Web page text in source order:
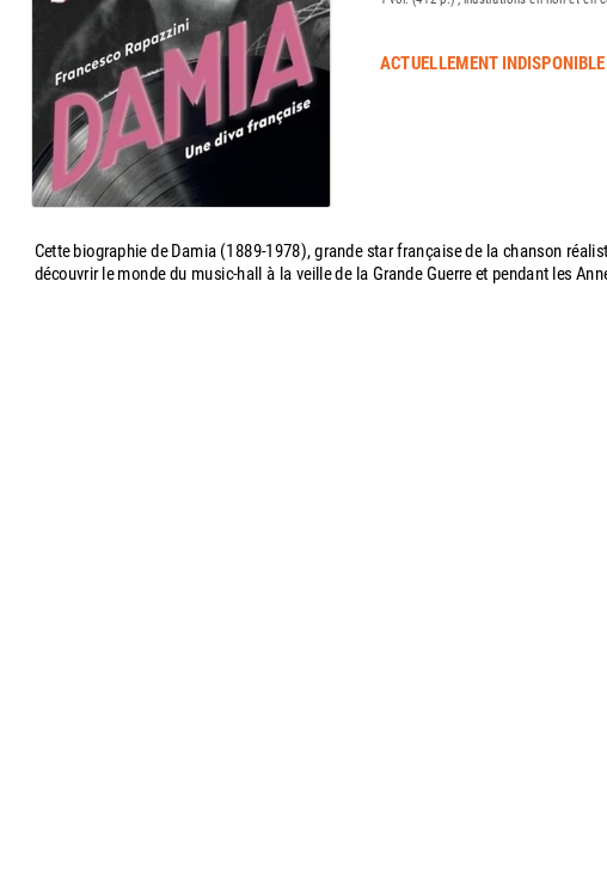
ACTUELLEMENT INDISPONIBLE
Cette biographie de Damia (1889-1978), grande star française de la chanson
découvrir le monde du music-hall à la veille de la Grande Guerre et pendant les